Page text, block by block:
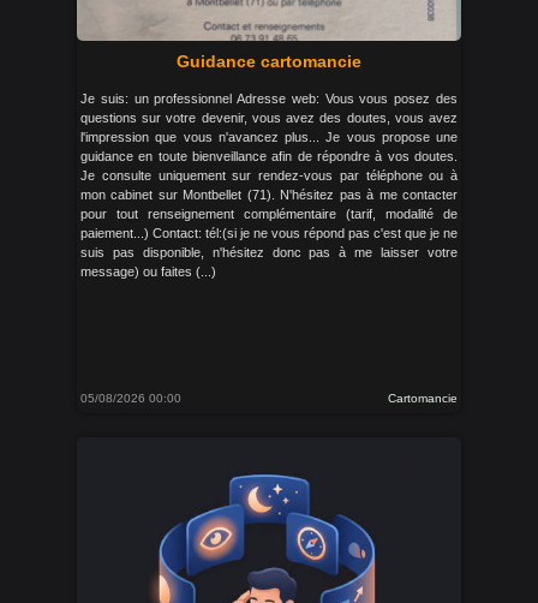
Guidance cartomancie
Je suis: un professionnel Adresse web: Vous vous posez des
questions sur votre devenir, vous avez des doutes, vous avez
l'impression que vous n'avancez plus... Je vous propose une
guidance en toute bienveillance afin de répondre à vos doutes.
Je consulte uniquement sur rendez-vous par téléphone ou à
mon cabinet sur Montbellet (71). N'hésitez pas à me contacter
pour tout renseignement complémentaire (tarif, modalité de
paiement...) Contact: tél:(si je ne vous répond pas c'est que je ne
suis pas disponible, n'hésitez donc pas à me laisser votre
message) ou faites (...)
05/08/2026 00:00 Cartomancie